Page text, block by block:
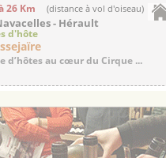
26 Km (distance à vol d'oiseau)
- Hérault
d'hôte
d’hôtes au cœur du Cirque ...